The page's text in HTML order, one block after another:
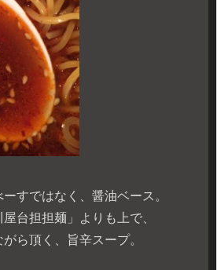
すではなく、醤油ベース。
台担担麺」よりも上で、
ら頂く、旨辛スープ。